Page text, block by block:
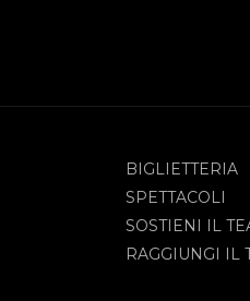
BIGLIETTERIA
SPETTACOLI
SOSTIENI IL
RAGGIUNGI IL